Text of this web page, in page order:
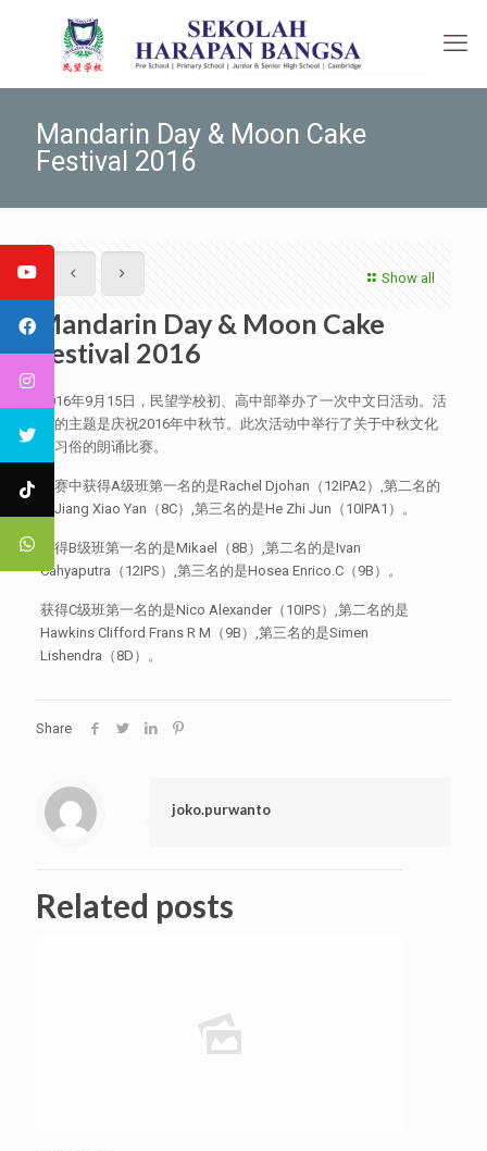
Mandarin Day & Moon Cake
Festival 2016
Show all
Mandarin Day & Moon Cake
Festival 2016
2016年9月15日，民望学校初、高中部举办了一次中文日活动。活
动的主题是庆祝2016年中秋节。此次活动中举行了关于中秋文化
和习俗的朗诵比赛。
比赛中获得A级班第一名的是Rachel Djohan（12IPA2）,第二名的
是Jiang Xiao Yan（8C）,第三名的是He Zhi Jun（10IPA1）。
获得B级班第一名的是Mikael（8B）,第二名的是Ivan
Cahyaputra（12IPS）,第三名的是Hosea Enrico.C（9B）。
获得C级班第一名的是Nico Alexander（10IPS）,第二名的是
Hawkins Clifford Frans R M（9B）,第三名的是Simen
Lishendra（8D）。
Share
joko.purwanto
Related posts